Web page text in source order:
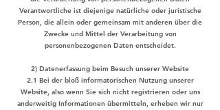
Verantwortliche ist diejenige natürliche oder juristische
Person, die allein oder gemeinsam mit anderen über die
Zwecke und Mittel der Verarbeitung von
personenbezogenen Daten entscheidet.
2) Datenerfassung beim Besuch unserer Website
2.1 Bei der bloß informatorischen Nutzung unserer
Website, also wenn Sie sich nicht registrieren oder uns
anderweitig Informationen übermitteln, erheben wir nur